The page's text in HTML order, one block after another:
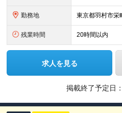
勤務地
残業時間 20時間以内
求人を見る
掲載終了予定日：